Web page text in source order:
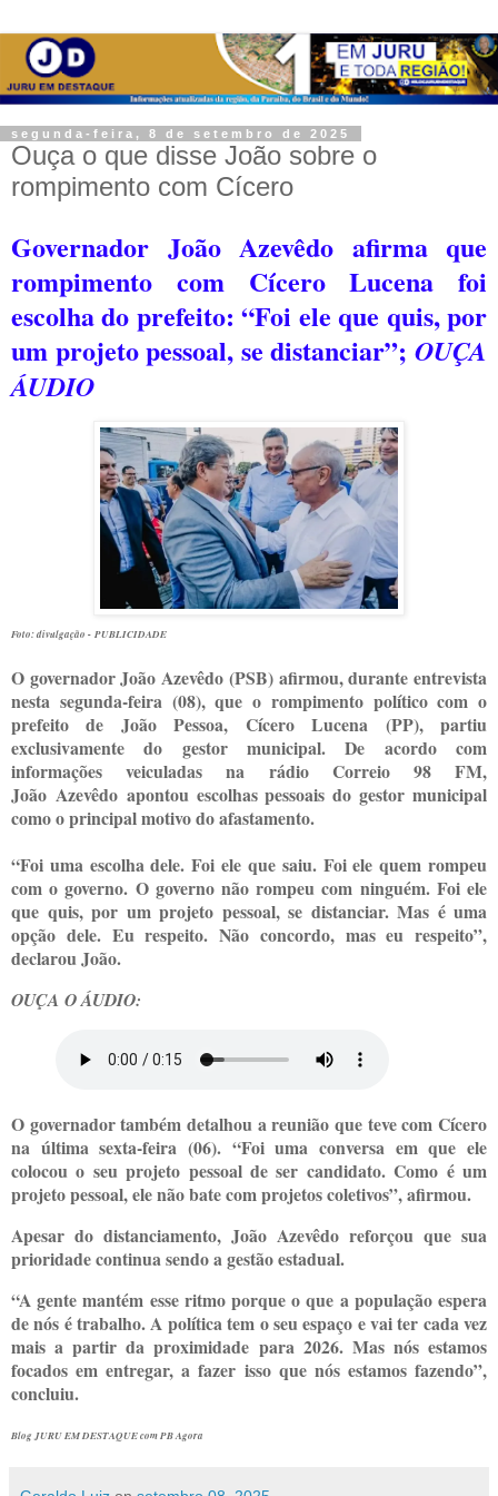
segunda-feira, 8 de setembro de 2025
Ouça o que disse João sobre o
rompimento com Cícero
Governador João Azevêdo afirma que
rompimento com Cícero Lucena foi
escolha do prefeito: “Foi ele que quis, por
um projeto pessoal, se distanciar”; OUÇA
ÁUDIO
Foto: divulgação - PUBLICIDADE
O governador João Azevêdo (PSB) afirmou, durante entrevista
nesta segunda-feira (08), que o rompimento político com o
prefeito de João Pessoa, Cícero Lucena (PP), partiu
exclusivamente do gestor municipal. De acordo com
informações veiculadas na rádio Correio 98 FM,
João Azevêdo apontou escolhas pessoais do gestor municipal
como o principal motivo do afastamento.
“Foi uma escolha dele. Foi ele que saiu. Foi ele quem rompeu
com o governo. O governo não rompeu com ninguém. Foi ele
que quis, por um projeto pessoal, se distanciar. Mas é uma
opção dele. Eu respeito. Não concordo, mas eu respeito”,
declarou João.
OUÇA O ÁUDIO:
O governador também detalhou a reunião que teve com Cícero
na última sexta-feira (06). “Foi uma conversa em que ele
colocou o seu projeto pessoal de ser candidato. Como é um
projeto pessoal, ele não bate com projetos coletivos”, afirmou.
Apesar do distanciamento, João Azevêdo reforçou que sua
prioridade continua sendo a gestão estadual.
“A gente mantém esse ritmo porque o que a população espera
de nós é trabalho. A política tem o seu espaço e vai ter cada vez
mais a partir da proximidade para 2026. Mas nós estamos
focados em entregar, a fazer isso que nós estamos fazendo”,
concluiu.
Blog JURU EM DESTAQUE com PB Agora